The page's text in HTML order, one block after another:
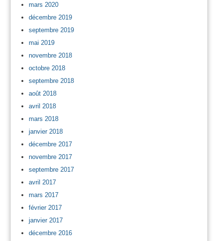
mars 2020
décembre 2019
septembre 2019
mai 2019
novembre 2018
octobre 2018
septembre 2018
août 2018
avril 2018
mars 2018
janvier 2018
décembre 2017
novembre 2017
septembre 2017
avril 2017
mars 2017
février 2017
janvier 2017
décembre 2016